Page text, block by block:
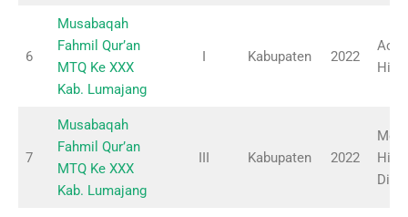
6
Musabaqah
Fahmil Qur’an
MTQ Ke XXX
Kab. Lumajang
I Kabupaten 2022
Ach.
7
Musabaqah
Fahmil Qur’an
MTQ Ke XXX
Kab. Lumajang
III Kabupaten 2022
Din